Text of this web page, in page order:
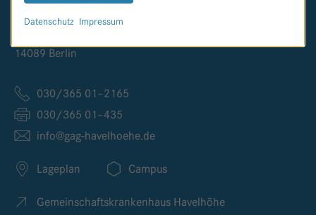
14089 Berlin
030/365 01–2165
030/365 01–435
info@gag-havelhoehe.de
Lageplan Campus
Gemeinschaftskrankenhaus Havelhöhe
Datenschutz Impressum